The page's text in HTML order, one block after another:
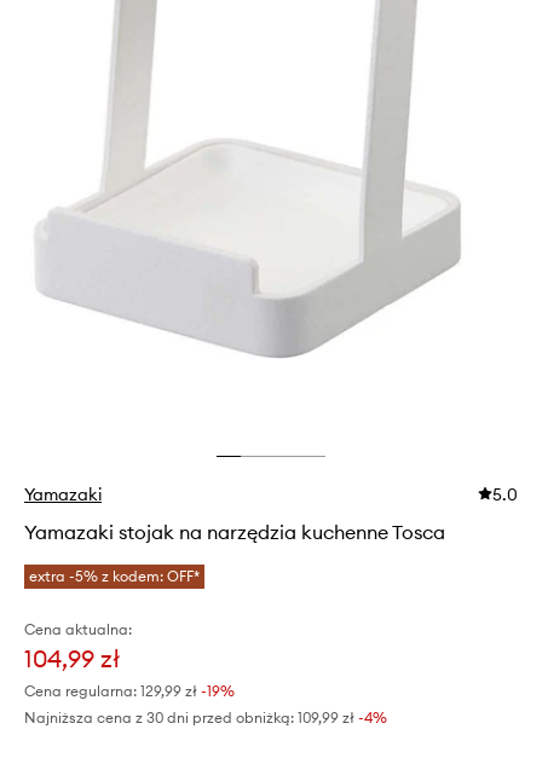
Yamazaki 5.0
Yamazaki stojak na narzędzia kuchenne Tosca
extra -5% z kodem: OFF*
Cena aktualna:
104,99 zł
Cena regularna: 129,99 zł -19%
Najniższa cena z 30 dni przed obniżką: 109,99 zł -4%